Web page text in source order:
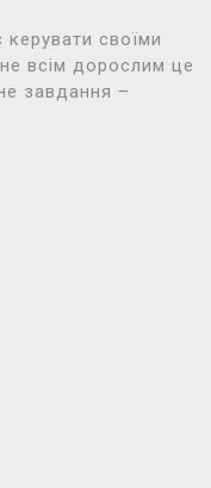
керувати своїми
всім дорослим це
завдання –